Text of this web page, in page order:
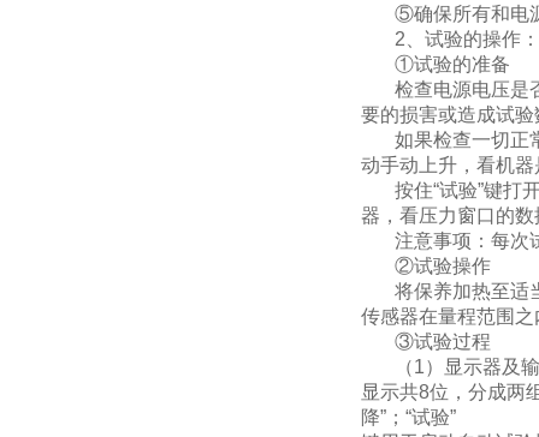
⑤确保所有和电源
2、试验的操作：
①试验的准备
检查电源电压是否
要的损害或造成试
如果检查一切正常
动手动上升，看机
按住“试验”键打开
器，看压力窗口的
注意事项：每次试
②试验操作
将保养加热至适当
传感器在量程范围之
③试验过程
（1）显示器及输
显示共8位，分成两
降”；“试验”